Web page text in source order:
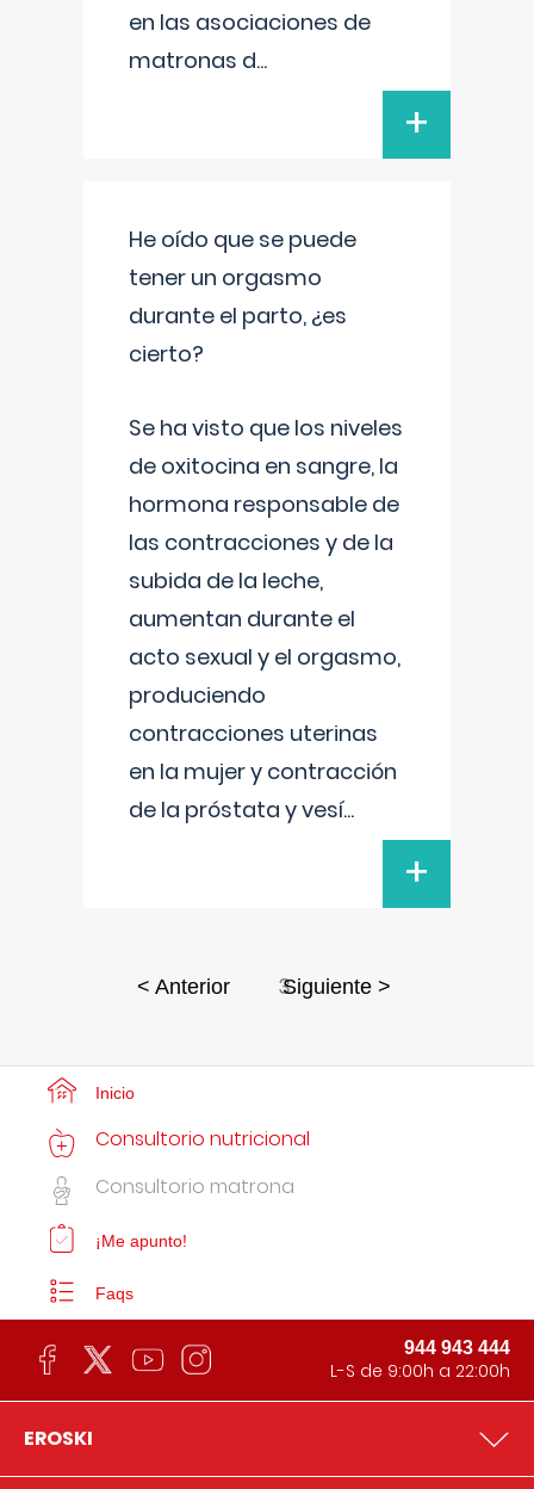
en las asociaciones de
matronas d...
+
He oído que se puede
tener un orgasmo
durante el parto, ¿es
cierto?
Se ha visto que los niveles
de oxitocina en sangre, la
hormona responsable de
las contracciones y de la
subida de la leche,
aumentan durante el
acto sexual y el orgasmo,
produciendo
contracciones uterinas
en la mujer y contracción
de la próstata y vesí...
+
< Anterior 3Siguiente >
Inicio
Consultorio nutricional
Consultorio matrona
¡Me apunto!
Faqs
944 943 444
L-S de 9:00h a 22:00h
EROSKI